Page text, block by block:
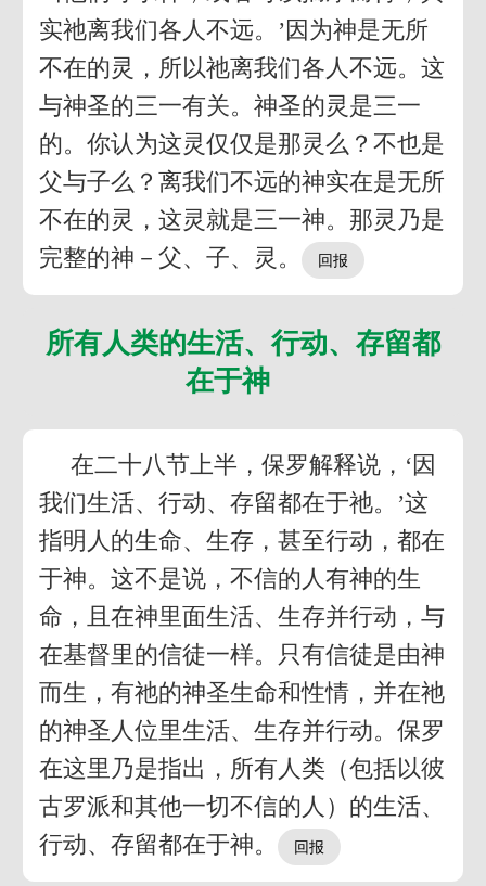
实祂离我们各人不远。’因为神是无所
不在的灵，所以祂离我们各人不远。这
与神圣的三一有关。神圣的灵是三一
的。你认为这灵仅仅是那灵么？不也是
父与子么？离我们不远的神实在是无所
不在的灵，这灵就是三一神。那灵乃是
完整的神－父、子、灵。
所有人类的生活、行动、存留都
在于神
在二十八节上半，保罗解释说，‘因
我们生活、行动、存留都在于祂。’这
指明人的生命、生存，甚至行动，都在
于神。这不是说，不信的人有神的生
命，且在神里面生活、生存并行动，与
在基督里的信徒一样。只有信徒是由神
而生，有祂的神圣生命和性情，并在祂
的神圣人位里生活、生存并行动。保罗
在这里乃是指出，所有人类（包括以彼
古罗派和其他一切不信的人）的生活、
行动、存留都在于神。